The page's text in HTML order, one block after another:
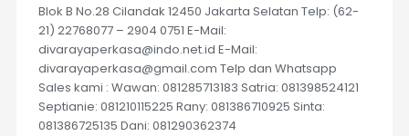
Blok B No.28 Cilandak 12450 Jakarta Selatan Telp: (62-
21) 22768077 – 2904 0751 E-Mail:
divarayaperkasa@indo.net.id E-Mail:
divarayaperkasa@gmail.com Telp dan Whatsapp
Sales kami : Wawan: 081285713183 Satria: 081398524121
Septianie: 081210115225 Rany: 081386710925 Sinta:
081386725135 Dani: 081290362374